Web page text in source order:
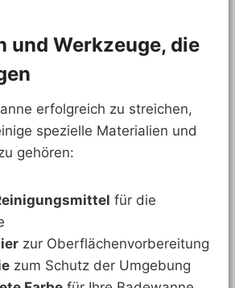
und Werkzeuge, die
erfolgreich zu streichen,
spezielle Materialien und
gehören:
für die
zur Oberflächenvorbereitung
zum Schutz der Umgebung